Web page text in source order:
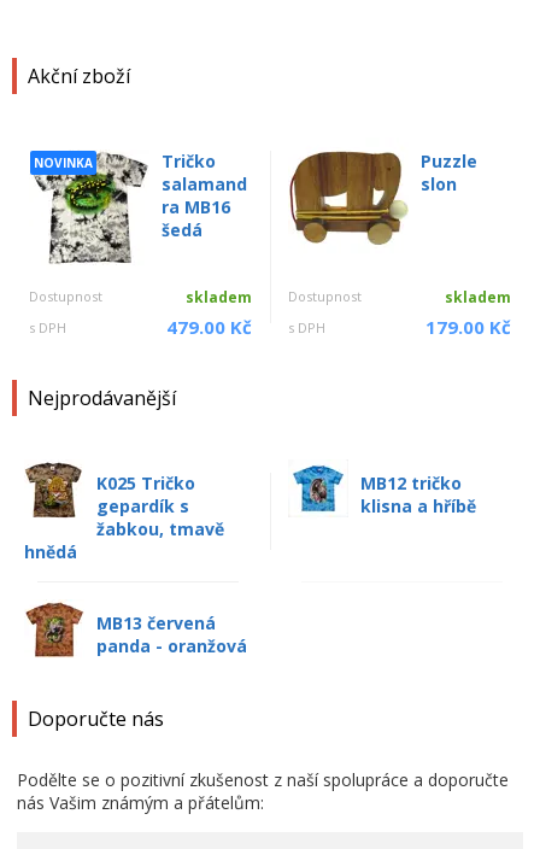
Akční zboží
NOVINKA
Tričko
salamand
ra MB16
šedá
Dostupnost skladem
s DPH 479.00 Kč
Puzzle
slon
Dostupnost skladem
s DPH 179.00 Kč
Nejprodávanější
K025 Tričko
gepardík s
žabkou, tmavě
hnědá
MB12 tričko
klisna a hříbě
MB13 červená
panda - oranžová
Doporučte nás
Podělte se o pozitivní zkušenost z naší spolupráce a doporučte
nás Vašim známým a přátelům: